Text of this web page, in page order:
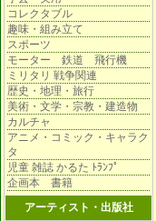
コレクタブル
趣味・組み立て
スポーツ
モーター 鉄道 飛行機
ミリタリ 戦争関連
歴史・地理・旅行
美術・文学・宗教・建造物
カルチャ
アニメ・コミック・キャラク
タ
児童 雑誌 かるた ﾄﾗﾝﾌﾟ
企画本 書籍
アーティスト・出版社